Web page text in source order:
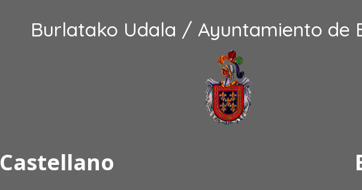
Burlatako Udala / Ayuntamiento de
Castellano